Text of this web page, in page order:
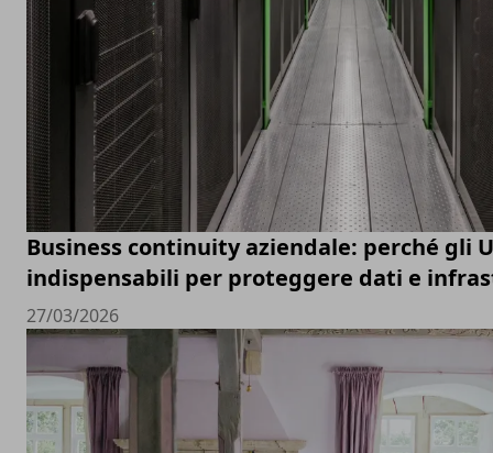
Business continuity aziendale: perché gli
indispensabili per proteggere dati e
27/03/2026